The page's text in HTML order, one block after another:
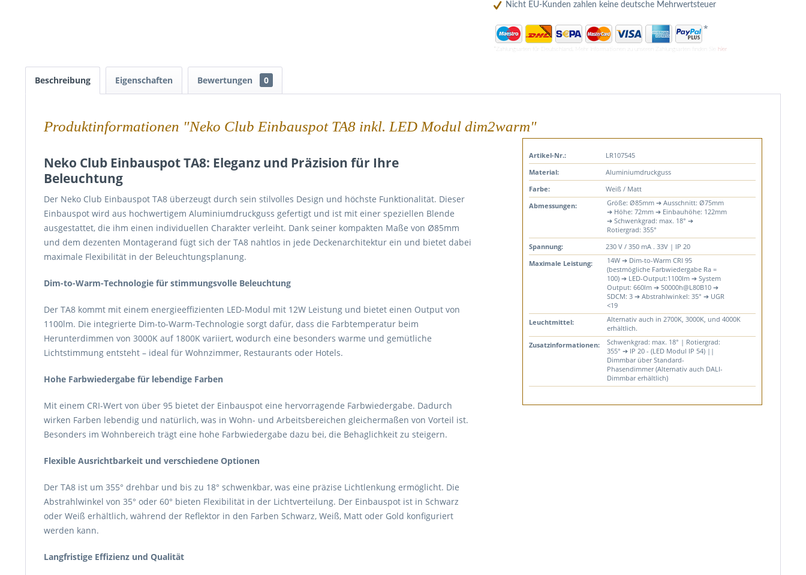
Nicht EU-Kunden zahlen keine deutsche Mehrwertsteuer
*
*Zahlungsarten für Deutschland. Mehr Informationen zu unseren Zahlungsarten finden Sie hier
Beschreibung Eigenschaften Bewertungen 0
Produktinformationen "Neko Club Einbauspot TA8 inkl. LED Modul dim2warm"
Neko Club Einbauspot TA8: Eleganz und Präzision für Ihre
Beleuchtung
Der Neko Club Einbauspot TA8 überzeugt durch sein stilvolles Design und höchste Funktionalität. Dieser
Einbauspot wird aus hochwertigem Aluminiumdruckguss gefertigt und ist mit einer speziellen Blende
ausgestattet, die ihm einen individuellen Charakter verleiht. Dank seiner kompakten Maße von Ø85mm
und dem dezenten Montagerand fügt sich der TA8 nahtlos in jede Deckenarchitektur ein und bietet dabei
maximale Flexibilität in der Beleuchtungsplanung.
Dim-to-Warm-Technologie für stimmungsvolle Beleuchtung
Der TA8 kommt mit einem energieeffizienten LED-Modul mit 12W Leistung und bietet einen Output von
1100lm. Die integrierte Dim-to-Warm-Technologie sorgt dafür, dass die Farbtemperatur beim
Herunterdimmen von 3000K auf 1800K variiert, wodurch eine besonders warme und gemütliche
Lichtstimmung entsteht – ideal für Wohnzimmer, Restaurants oder Hotels.
Hohe Farbwiedergabe für lebendige Farben
Mit einem CRI-Wert von über 95 bietet der Einbauspot eine hervorragende Farbwiedergabe. Dadurch
wirken Farben lebendig und natürlich, was in Wohn- und Arbeitsbereichen gleichermaßen von Vorteil ist.
Besonders im Wohnbereich trägt eine hohe Farbwiedergabe dazu bei, die Behaglichkeit zu steigern.
Flexible Ausrichtbarkeit und verschiedene Optionen
Der TA8 ist um 355° drehbar und bis zu 18° schwenkbar, was eine präzise Lichtlenkung ermöglicht. Die
Abstrahlwinkel von 35° oder 60° bieten Flexibilität in der Lichtverteilung. Der Einbauspot ist in Schwarz
oder Weiß erhältlich, während der Reflektor in den Farben Schwarz, Weiß, Matt oder Gold konfiguriert
werden kann.
Langfristige Effizienz und Qualität
Artikel-Nr.:
LR107545
Material:
Aluminiumdruckguss
Farbe:
Weiß / Matt
Abmessungen:
Größe: Ø85mm ➔ Ausschnitt: Ø75mm
➔ Höhe: 72mm ➔ Einbauhöhe: 122mm
➔ Schwenkgrad: max. 18° ➔
Rotiergrad: 355°
Spannung:
230 V / 350 mA . 33V | IP 20
Maximale Leistung:
14W ➔ Dim-to-Warm CRI 95
(bestmögliche Farbwiedergabe Ra =
100) ➔ LED-Output:1100lm ➔ System
Output: 660lm ➔ 50000h@L80B10 ➔
SDCM: 3 ➔ Abstrahlwinkel: 35° ➔ UGR
<19
Leuchtmittel:
Alternativ auch in 2700K, 3000K, und 4000K
erhältlich.
Zusatzinformationen:
Schwenkgrad: max. 18° | Rotiergrad:
355° ➔ IP 20 - (LED Modul IP 54) ||
Dimmbar über Standard-
Phasendimmer (Alternativ auch DALI-
Dimmbar erhältlich)